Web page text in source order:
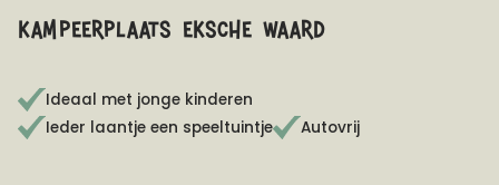
Informatie
Contact
kampeerplaats eksche waard
Ideaal met jonge kinderen
Ieder laantje een speeltuintje
Autovrij